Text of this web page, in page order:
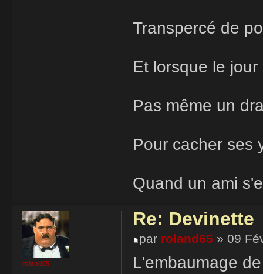
Transpercé de
Et lorsque le jour
Pas même un
Pour cacher ses
Quand un ami
Re: Devinette
par roland65 » 09
L'embaumage
roland65